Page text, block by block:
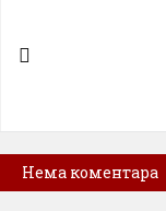
Нема коментара